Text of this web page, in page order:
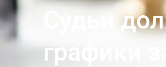
Судьи
графики